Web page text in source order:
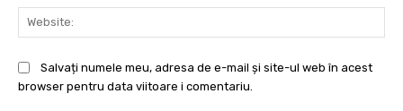
Salvați numele meu, adresa de e-mail și site-ul web în acest
browser pentru data viitoare i comentariu.